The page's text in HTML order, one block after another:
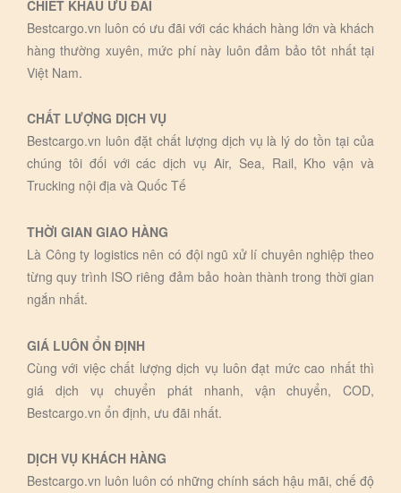
CHIẾT KHẤU ƯU ĐÃI
Bestcargo.vn luôn có ưu đãi với các khách hàng lớn và khách
hàng thường xuyên, mức phí này luôn đảm bảo tôt nhất tại
Việt Nam.
CHẤT LƯỢNG DỊCH VỤ
Bestcargo.vn luôn đặt chất lượng dịch vụ là lý do tồn tại của
chúng tôi đối với các dịch vụ Air, Sea, Rail, Kho vận và
Trucking nội địa và Quốc Tế
THỜI GIAN GIAO HÀNG
Là Công ty logistics nên có đội ngũ xử lí chuyên nghiệp theo
từng quy trình ISO riêng đảm bảo hoàn thành trong thời gian
ngắn nhất.
GIÁ LUÔN ỔN ĐỊNH
Cùng với việc chất lượng dịch vụ luôn đạt mức cao nhất thì
giá dịch vụ chuyển phát nhanh, vận chuyển, COD,
Bestcargo.vn ổn định, ưu đãi nhất.
DỊCH VỤ KHÁCH HÀNG
Bestcargo.vn luôn luôn có những chính sách hậu mãi, chế độ